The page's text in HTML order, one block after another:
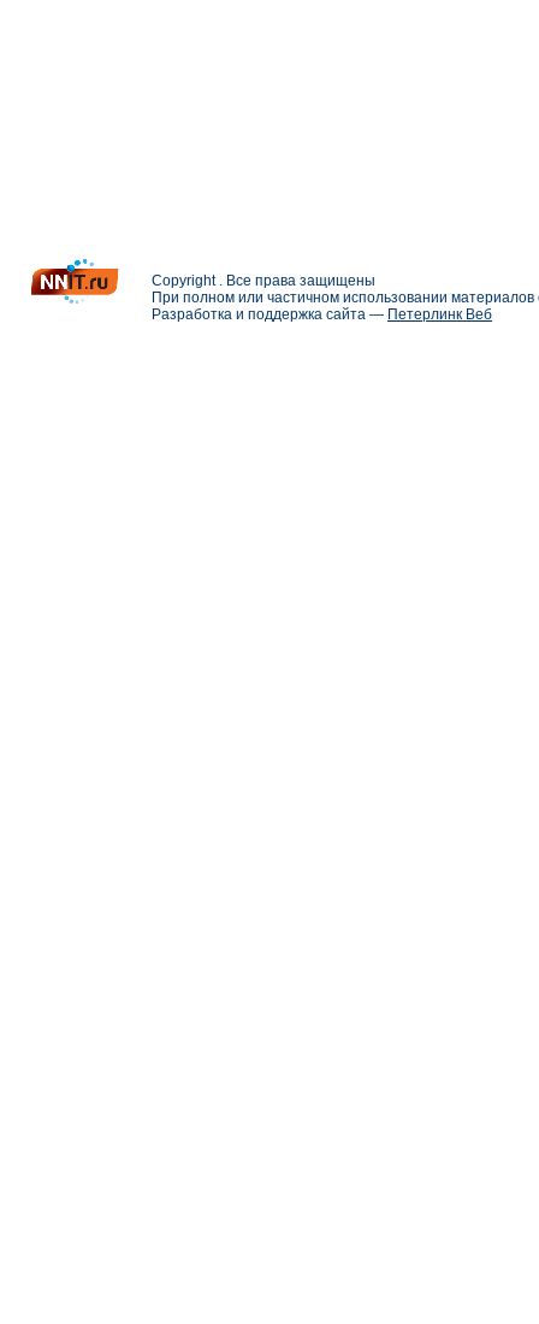
Copyright . Все права защищены
При полном или частичном использовании
Разработка и поддержка сайта — Петерлинк Веб